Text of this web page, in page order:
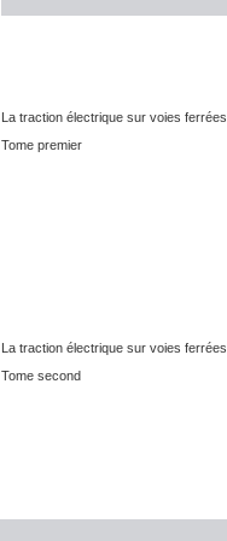
La traction électrique sur voies ferrées
Tome premier
La traction électrique sur voies ferrées
Tome second